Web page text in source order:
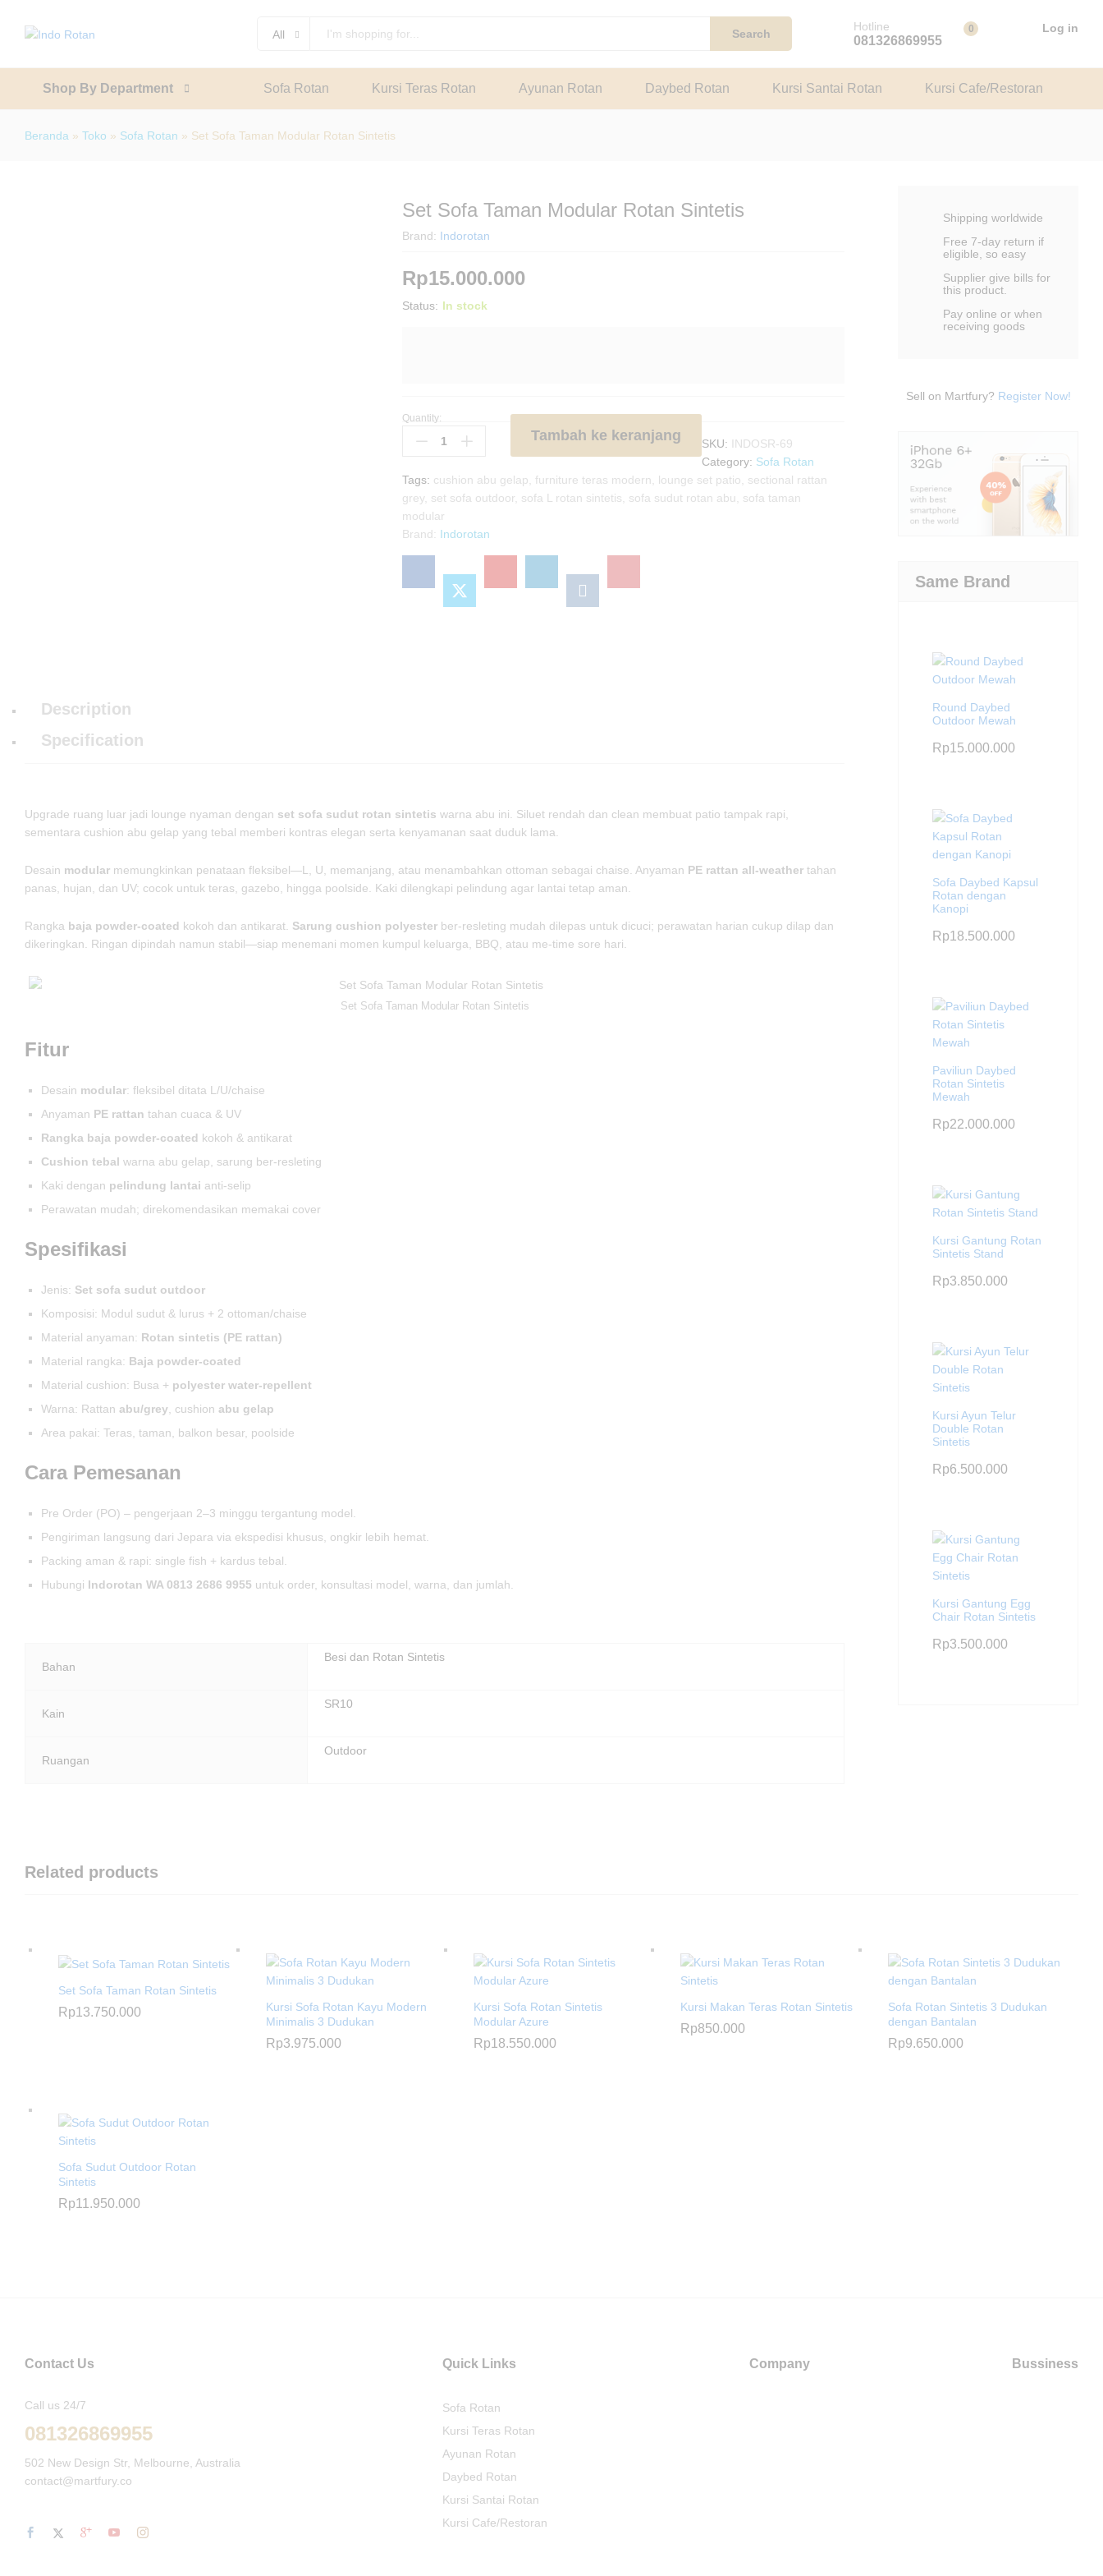
All Search
Hotline
081326869955
0 Log in
Shop By Department Sofa Rotan Kursi Teras Rotan Ayunan Rotan Daybed Rotan Kursi Santai Rotan Kursi Cafe/Restoran
Beranda » Toko » Sofa Rotan » Set Sofa Taman Modular Rotan Sintetis
Set Sofa Taman Modular Rotan Sintetis
Brand: Indorotan
Rp15.000.000
Status: In stock
S
S
o
f
a
a
n
i
n
e
t
s
Quantity:
Tambah ke keranjang SKU:
INDOSR-69
Category: Sofa Rotan
Tags: cushion abu gelap furniture teras modern lounge set patio
sectional rattan
grey, set sofa outdoor, sofa L rotan sintetis sofa sudut rotan abu
sofa taman
modular
Brand: Indorotan
Description
Specification
Upgrade ruang luar jadi lounge nyaman dengan set sofa sudut rotan sintetis warna abu ini. Siluet rendah dan clean membuat patio tampak rapi,
sementara cushion abu gelap yang tebal memberi kontras elegan serta kenyamanan saat duduk lama.
Desain modular memungkinkan penataan fleksibel—L, U, memanjang, atau menambahkan ottoman sebagai chaise. Anyaman PE rattan all-weather tahan
panas, hujan, dan UV; cocok untuk teras, gazebo, hingga poolside. Kaki dilengkapi pelindung agar lantai tetap aman.
Rangka baja powder-coated kokoh dan antikarat. Sarung cushion polyester ber-resleting mudah dilepas untuk dicuci; perawatan harian cukup dilap dan
dikeringkan. Ringan dipindah namun stabil—siap menemani momen kumpul keluarga, BBQ, atau me-time sore hari.
Set Sofa Taman Modular Rotan Sintetis
Fitur
Desain modular: fleksibel ditata L/U/chaise
Anyaman PE rattan tahan cuaca & UV
Rangka baja powder-coated kokoh & antikarat
Cushion tebal warna abu gelap, sarung ber-resleting
Kaki dengan pelindung lantai anti-selip
Perawatan mudah; direkomendasikan memakai cover
Spesifikasi
Jenis: Set sofa sudut outdoor
Komposisi: Modul sudut & lurus + 2 ottoman/chaise
Material anyaman: Rotan sintetis (PE rattan)
Material rangka: Baja powder-coated
Material cushion: Busa + polyester water-repellent
Warna: Rattan abu/grey, cushion abu gelap
Area pakai: Teras, taman, balkon besar, poolside
Cara Pemesanan
Pre Order (PO) – pengerjaan 2–3 minggu tergantung model.
Pengiriman langsung dari Jepara via ekspedisi khusus, ongkir lebih hemat.
Packing aman & rapi: single fish + kardus tebal.
Hubungi Indorotan WA 0813 2686 9955 untuk order, konsultasi model, warna, dan jumlah.
Bahan
Besi dan Rotan Sintetis
Kain
SR10
Ruangan
Outdoor
Shipping worldwide
Free 7-day return if
eligible, so easy
Supplier give bills for
this product.
Pay online or when
receiving goods
Sell on Martfury? Register Now!
Same Brand
Round Daybed
Outdoor Mewah
Rp15.000.000
Sofa Daybed Kapsul
Rotan dengan
Kanopi
Rp18.500.000
Paviliun Daybed
Rotan Sintetis
Mewah
Rp22.000.000
Kursi Gantung Rotan
Sintetis Stand
Rp3.850.000
Kursi Ayun Telur
Double Rotan
Sintetis
Rp6.500.000
Kursi Gantung Egg
Chair Rotan Sintetis
Rp3.500.000
Related products
Set Sofa Taman Rotan Sintetis
Rp13.750.000
Kursi Sofa Rotan Kayu Modern
Minimalis 3 Dudukan
Rp3.975.000
Kursi Sofa Rotan Sintetis
Modular Azure
Rp18.550.000
Kursi Makan Teras Rotan Sintetis
Rp850.000
Sofa Rotan Sintetis 3 Dudukan
dengan Bantalan
Rp9.650.000
Sofa Sudut Outdoor Rotan
Sintetis
Rp11.950.000
Contact Us
Call us 24/7
081326869955
502 New Design Str, Melbourne, Australia
contact@martfury.co
Quick Links
Sofa Rotan
Kursi Teras Rotan
Ayunan Rotan
Daybed Rotan
Kursi Santai Rotan
Kursi Cafe/Restoran
Company Bussiness
Set Sofa Taman Modular Rotan Sintetis
Rp